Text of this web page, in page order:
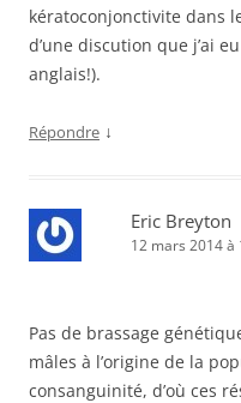
kératoconjonctivite dans
d’une discution que j’ai
anglais!).
Répondre ↓
Eric Breyton
12 mars 2014 à
Pas de brassage
mâles à l’origine de la
consanguinité, d’où ces